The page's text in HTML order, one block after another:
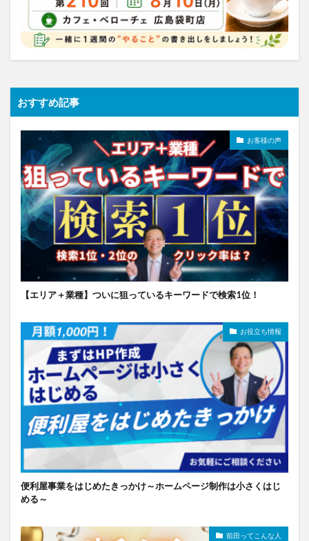
おすすめ記事
お客様の声
【エリア＋業種】ついに狙っているキーワードで検索1位！
お役立ち情報
便利屋事業をはじめたきっかけ～ホームページ制作は小さくはじ
める～
前田ってこんな人